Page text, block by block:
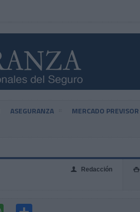
ASEGURANZA MERCADO PREVISOR

👤 Redacción